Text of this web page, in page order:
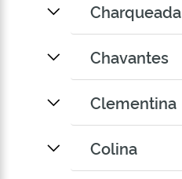
Charqueada
Chavantes
Clementina
Colina